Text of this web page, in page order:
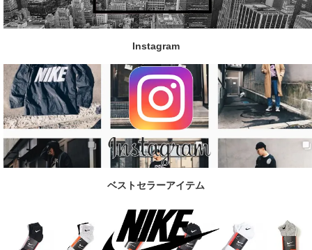
Instagram
ベストセラーアイテム